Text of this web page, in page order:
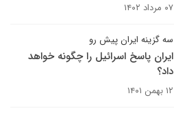
۰۷ مرداد ۱۴۰۲
سه گزینه ایران پیش رو
ایران پاسخ اسرائیل را چگونه خواهد
داد؟
۱۲ بهمن ۱۴۰۱